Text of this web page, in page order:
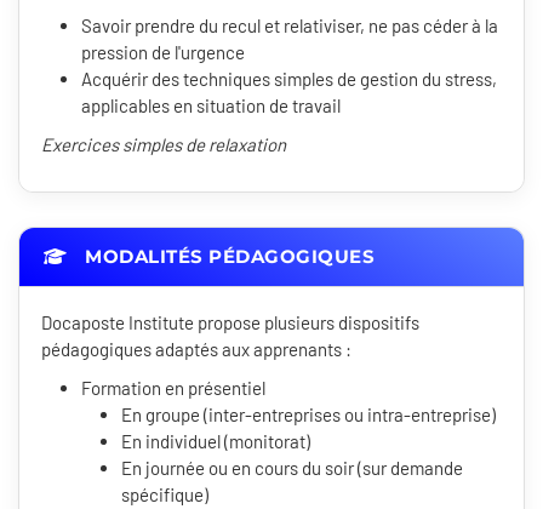
Savoir prendre du recul et relativiser, ne pas céder à la
pression de l'urgence
Acquérir des techniques simples de gestion du stress,
applicables en situation de travail
Exercices simples de relaxation
MODALITÉS PÉDAGOGIQUES
Docaposte Institute propose plusieurs dispositifs
pédagogiques adaptés aux apprenants :
Formation en présentiel
En groupe (inter-entreprises ou intra-entreprise)
En individuel (monitorat)
En journée ou en cours du soir (sur demande
spécifique)